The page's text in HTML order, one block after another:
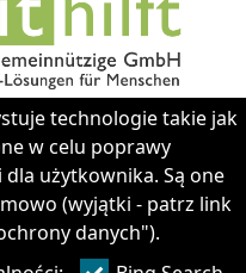
technologie takie jak
w celu poprawy
użytkownika. Są one
(wyjątki - patrz link
danych").